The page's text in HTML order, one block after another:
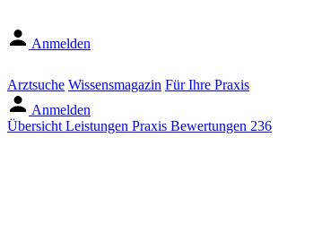
Anmelden
Arztsuche Wissensmagazin Für Ihre Praxis
Anmelden
Übersicht Leistungen Praxis Bewertungen 236